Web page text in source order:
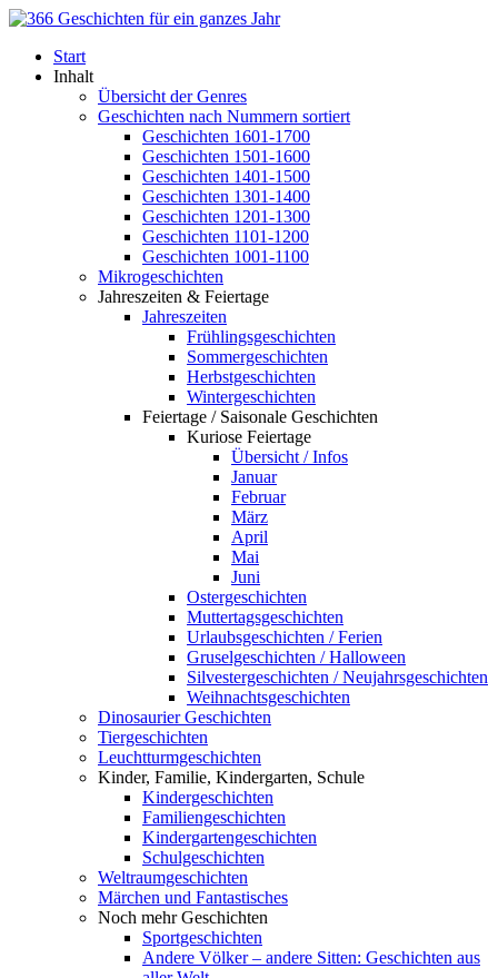
Start
Inhalt
Übersicht der Genres
Geschichten nach Nummern sortiert
Geschichten 1601-1700
Geschichten 1501-1600
Geschichten 1401-1500
Geschichten 1301-1400
Geschichten 1201-1300
Geschichten 1101-1200
Geschichten 1001-1100
Mikrogeschichten
Jahreszeiten & Feiertage
Jahreszeiten
Frühlingsgeschichten
Sommergeschichten
Herbstgeschichten
Wintergeschichten
Feiertage / Saisonale Geschichten
Kuriose Feiertage
Übersicht / Infos
Januar
Februar
März
April
Mai
Juni
Ostergeschichten
Muttertagsgeschichten
Urlaubsgeschichten / Ferien
Gruselgeschichten / Halloween
Silvestergeschichten / Neujahrsgeschichten
Weihnachtsgeschichten
Dinosaurier Geschichten
Tiergeschichten
Leuchtturmgeschichten
Kinder, Familie, Kindergarten, Schule
Kindergeschichten
Familiengeschichten
Kindergartengeschichten
Schulgeschichten
Weltraumgeschichten
Märchen und Fantastisches
Noch mehr Geschichten
Sportgeschichten
Andere Völker – andere Sitten: Geschichten aus